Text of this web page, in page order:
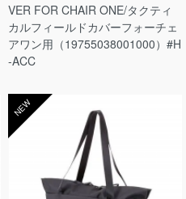
VER FOR CHAIR ONE/タクティ
カルフィールドカバーフォーチェ
アワン用（19755038001000）#H
-ACC
NEW